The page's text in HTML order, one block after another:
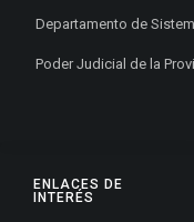
ENLACES DE
INTERÉS
Departamento de
Poder Judicial de la